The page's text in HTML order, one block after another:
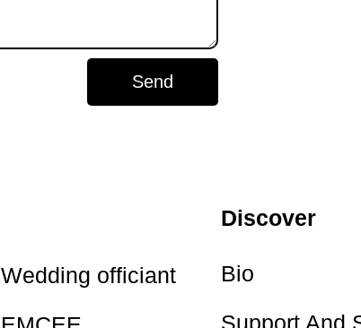
Send
Wedding officiant
Discover
Bio
Support And